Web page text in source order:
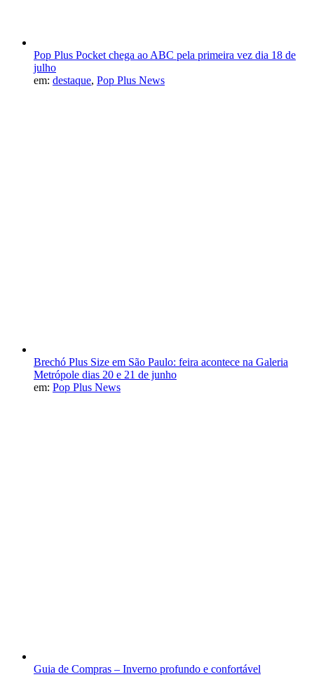
Pop Plus Pocket chega ao ABC pela primeira vez dia 18 de
julho
em: destaque, Pop Plus News
Brechó Plus Size em São Paulo: feira acontece na Galeria
Metrópole dias 20 e 21 de junho
em: Pop Plus News
Guia de Compras – Inverno profundo e confortável